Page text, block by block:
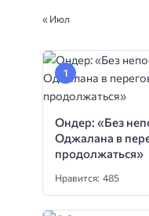
« Июл
Ондер: «Без
Оджалана в
продолжаться»
Нравится: 485